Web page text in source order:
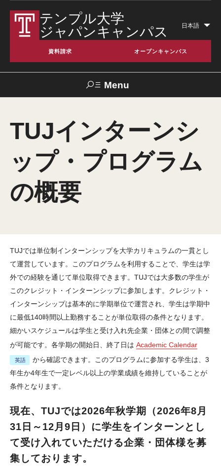
テンプル大学
ジャパンキャンパス
日本語
資料請求 オープンキャンパス
Menu
TUJへのご支
交通アクセス お問い合わせ TUportal
テンプル大学とは
日本校 (TUJ) について
すぐわかるテンプル大学
よくあるご質問 (FAQ)
ご寄付をお考えの方
卒業生の方（英語）
TUJキャンパス施設写真ギャラリー（シティキャンパス）
入学・出願案内
学部・大学院等
大学学部課程
大学院教育学研究科
ロースクール
TUJインターンシ
ップ・プログラム
の概要
TUJでは単位制インターンシップを大学カリキュラムの一貫とし
て運営しています。このプログラムを利用することで、学生は学
外での経験を通じて単位取得できます。TUJでは大多数の学生が
このクレジット・インターンシップに参加します。クレジット・
インターンシップは基本的に学期単位で運営され、学生は学期中
に最低140時間以上勤務することが単位取得の条件となります。
細かいスケジュールは学生と受け入れ先企業・団体との間で調整
が可能です。各学期の開始日、終了日は Academic Calendar
から確認できます。このプログラムに参加する学生は、3
年生か4年生で一定レベル以上の学業成績を維持していることが
条件となります。
現在、TUJでは2026年秋学期（2026年8月
31日～12月9日）に学生をインターンとし
て受け入れていただける企業・団体様を募
集しております。